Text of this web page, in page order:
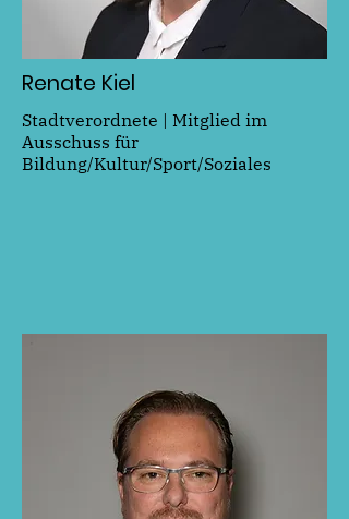
Renate Kiel
Stadtverordnete | Mitglied im
Ausschuss für
Bildung/Kultur/Sport/Soziales